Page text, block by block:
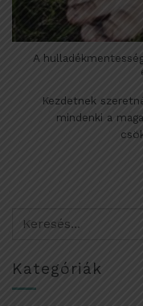
A
Kezdetnek
mindenki a
Kategóriák